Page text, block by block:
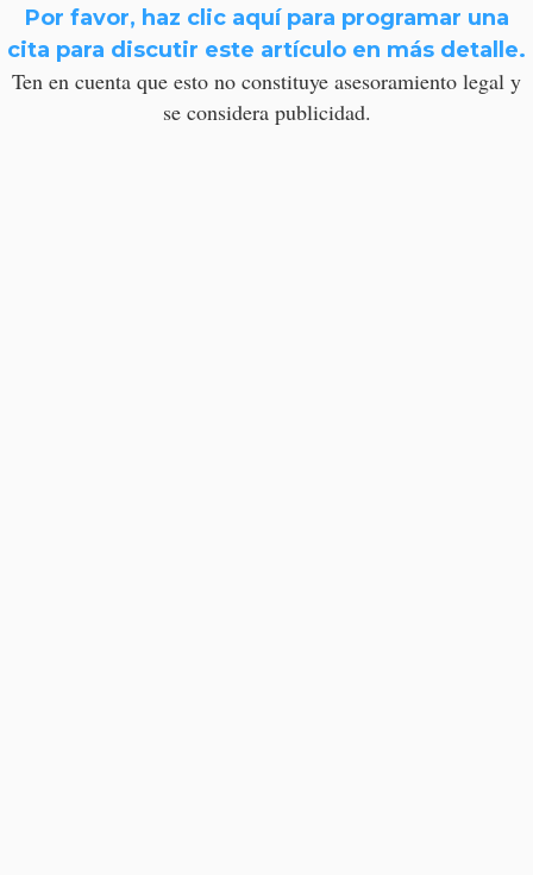
Por favor, haz clic aquí para programar una
cita para discutir este artículo en más detalle.
Ten en cuenta que esto no constituye asesoramiento legal y
se considera publicidad.